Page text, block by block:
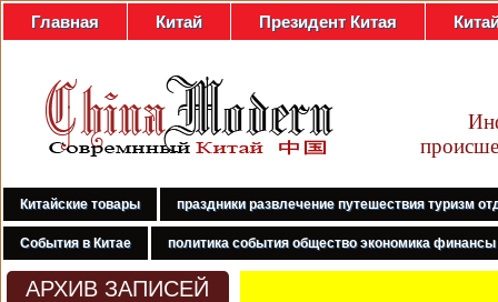
Главная Китай Президент Китая
Китайские товары праздники развлечение путешествия туризм
События в Китае политика события общество экономика финансы
АРХИВ ЗАПИСЕЙ